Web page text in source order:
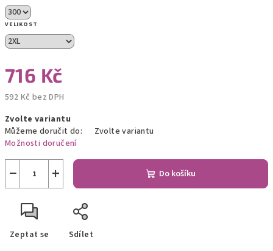
VELIKOST
716 Kč
592 Kč bez DPH
cena:
Zvolte variantu
Můžeme doručit do:
Zvolte variantu
Možnosti doručení
+
− Do košíku
Zeptat se Sdílet